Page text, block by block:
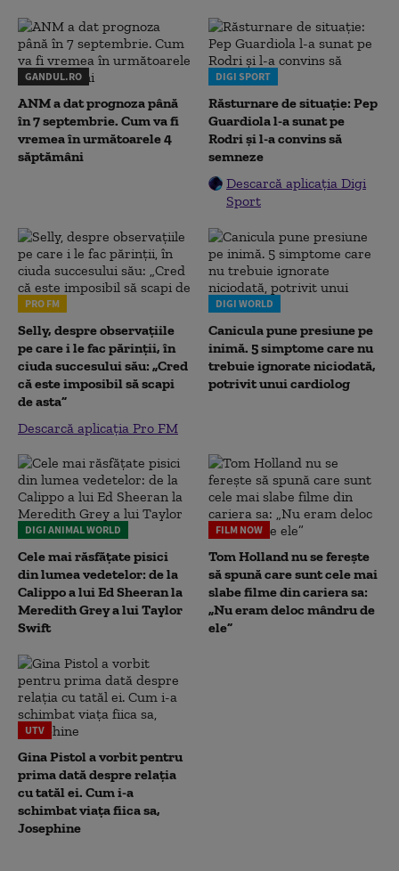
GANDUL.RO
ANM a dat prognoza până
în 7 septembrie. Cum va fi
vremea în următoarele 4
săptămâni
DIGI SPORT
Răsturnare de situație: Pep
Guardiola l-a sunat pe
Rodri și l-a convins să
semneze
Descarcă aplicația Digi
Sport
PRO FM
Selly, despre observațiile
pe care i le fac părinții, în
ciuda succesului său: „Cred
că este imposibil să scapi
de asta”
Descarcă aplicația Pro FM
DIGI WORLD
Canicula pune presiune pe
inimă. 5 simptome care nu
trebuie ignorate niciodată,
potrivit unui cardiolog
DIGI ANIMAL WORLD
Cele mai răsfățate pisici
din lumea vedetelor: de la
Calippo a lui Ed Sheeran la
Meredith Grey a lui Taylor
Swift
FILM NOW
Tom Holland nu se ferește
să spună care sunt cele mai
slabe filme din cariera sa:
„Nu eram deloc mândru de
ele”
UTV
Gina Pistol a vorbit pentru
prima dată despre relația
cu tatăl ei. Cum i-a
schimbat viața fiica sa,
Josephine